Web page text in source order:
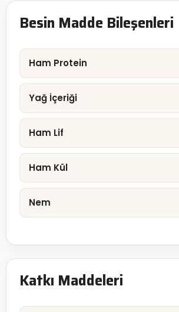
Besin Madde Bileşenleri
Ham Protein
Yağ İçeriği
Ham Lif
Ham Kül
Nem
Katkı Maddeleri